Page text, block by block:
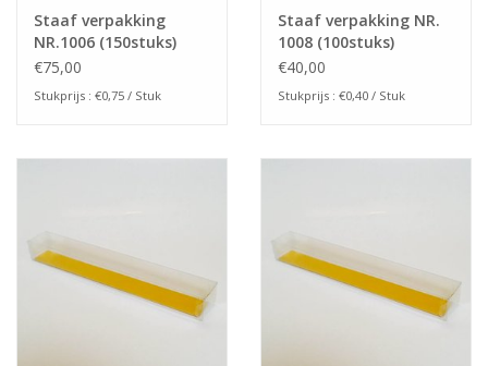
Staaf verpakking
NR.1006 (150stuks)
€75,00
Stukprijs : €0,75 / Stuk
Staaf verpakking NR.
1008 (100stuks)
€40,00
Stukprijs : €0,40 / Stuk